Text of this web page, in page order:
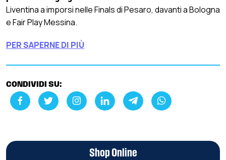
Liventina a imporsi nelle Finals di Pesaro, davanti a Bologna
e Fair Play Messina.
PER SAPERNE DI PIÙ
CONDIVIDI SU:
Shop Online